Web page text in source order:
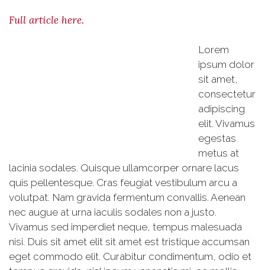
Full article here.
Lorem
ipsum dolor
sit amet,
consectetur
adipiscing
elit. Vivamus
egestas
metus at
lacinia sodales. Quisque ullamcorper ornare lacus
quis pellentesque. Cras feugiat vestibulum arcu a
volutpat. Nam gravida fermentum convallis. Aenean
nec augue at urna iaculis sodales non a justo.
Vivamus sed imperdiet neque, tempus malesuada
nisi. Duis sit amet elit sit amet est tristique accumsan
eget commodo elit. Curabitur condimentum, odio et